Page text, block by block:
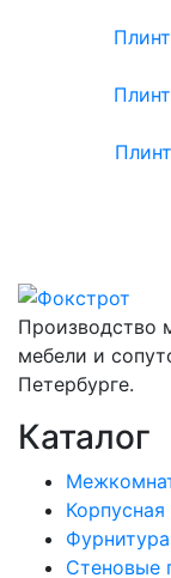
Производство
мебели и
Петербурге.
Каталог
Фурнитура
Стеновые